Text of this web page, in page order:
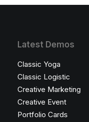
Latest Demos
Classic Yoga
Classic Logistic
Creative Marketing
Creative Event
Portfolio Cards